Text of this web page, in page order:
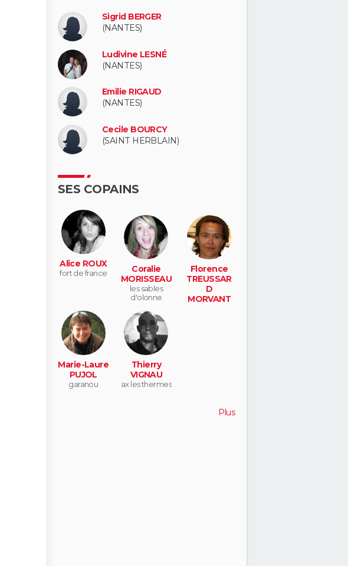
Sigrid BERGER
(NANTES)
Ludivine LESNÉ
(NANTES)
Emilie RIGAUD
(NANTES)
Cecile BOURCY
(SAINT HERBLAIN)
SES COPAINS
Alice ROUX
fort de france
Coralie
MORISSEAU
les sables
d'olonne
Florence
TREUSSAR
D
MORVANT
Marie-Laure
PUJOL
garanou
Thierry
VIGNAU
ax les thermes
Plus